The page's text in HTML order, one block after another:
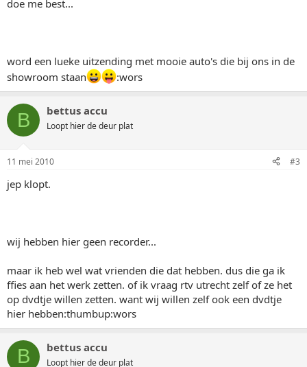
doe me best...
word een lueke uitzending met mooie auto's die bij ons in de
showroom staan
:wors
B bettus accu
Loopt hier de deur plat
11 mei 2010 #3
jep klopt.
wij hebben hier geen recorder...
maar ik heb wel wat vrienden die dat hebben. dus die ga ik
ffies aan het werk zetten. of ik vraag rtv utrecht zelf of ze het
op dvdtje willen zetten. want wij willen zelf ook een dvdtje
hier hebben:thumbup:wors
B bettus accu
Loopt hier de deur plat